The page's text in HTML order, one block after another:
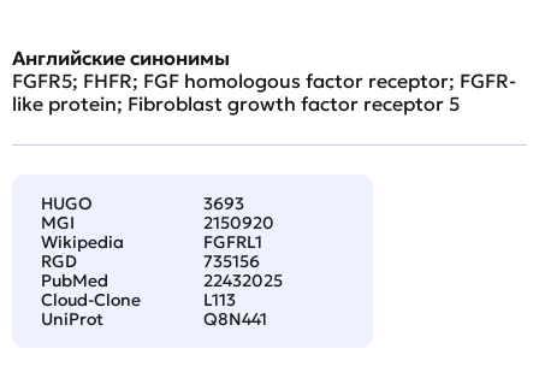
Английские синонимы
FGFR5; FHFR; FGF homologous factor receptor; FGFR-
like protein; Fibroblast growth factor receptor 5
HUGO
3693
MGI
2150920
Wikipedia
FGFRL1
RGD
735156
PubMed
22432025
Cloud-Clone
L113
UniProt
Q8N441